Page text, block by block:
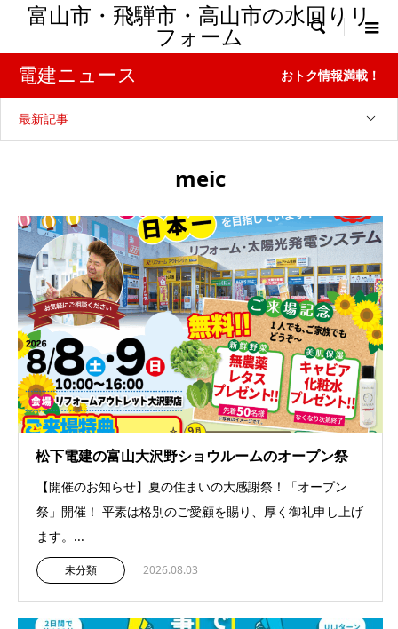
富山市・飛騨市・高山市の水回りリ
フォーム

電建ニュース おトク情報満載！
最新記事
meic
松下電建の富山大沢野ショウルームのオープン祭
【開催のお知らせ】夏の住まいの大感謝祭！「オープン
祭」開催！ 平素は格別のご愛顧を賜り、厚く御礼申し上げ
ます。...
未分類 2026.08.03